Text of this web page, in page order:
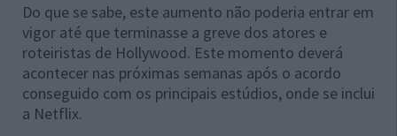
Do que se sabe, este aumento não poderia entrar em
vigor até que terminasse a greve dos atores e
roteiristas de Hollywood. Este momento deverá
acontecer nas próximas semanas após o acordo
conseguido com os principais estúdios, onde se inclui
a Netflix.